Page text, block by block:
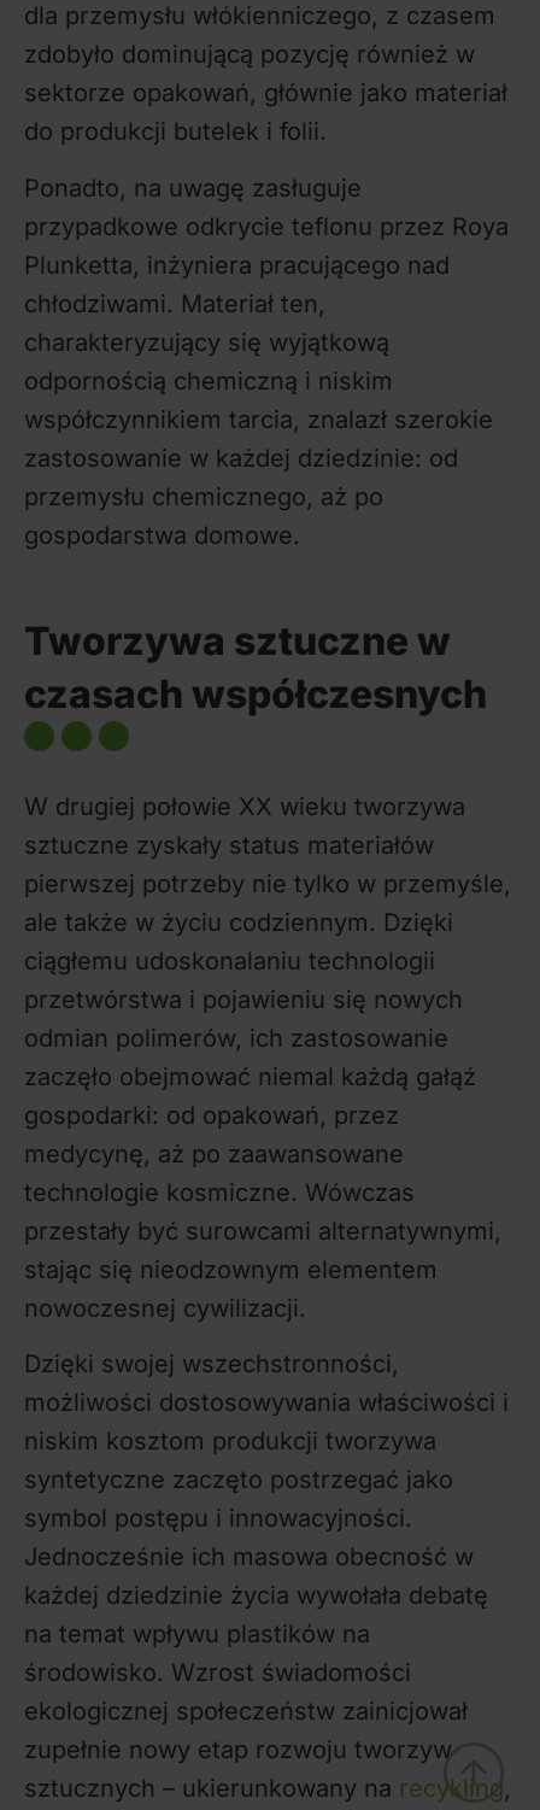
dla przemysłu włókienniczego, z czasem
zdobyło dominującą pozycję również w
sektorze opakowań, głównie jako materiał
do produkcji butelek i folii.
Ponadto, na uwagę zasługuje
przypadkowe odkrycie teflonu przez Roya
Plunketta, inżyniera pracującego nad
chłodziwami. Materiał ten,
charakteryzujący się wyjątkową
odpornością chemiczną i niskim
współczynnikiem tarcia, znalazł szerokie
zastosowanie w każdej dziedzinie: od
przemysłu chemicznego, aż po
gospodarstwa domowe.
Tworzywa sztuczne w
czasach współczesnych
W drugiej połowie XX wieku tworzywa
sztuczne zyskały status materiałów
pierwszej potrzeby nie tylko w przemyśle,
ale także w życiu codziennym. Dzięki
ciągłemu udoskonalaniu technologii
przetwórstwa i pojawieniu się nowych
odmian polimerów, ich zastosowanie
zaczęło obejmować niemal każdą gałąź
gospodarki: od opakowań, przez
medycynę, aż po zaawansowane
technologie kosmiczne. Wówczas
przestały być surowcami alternatywnymi,
stając się nieodzownym elementem
nowoczesnej cywilizacji.
Dzięki swojej wszechstronności,
możliwości dostosowywania właściwości i
niskim kosztom produkcji tworzywa
syntetyczne zaczęto postrzegać jako
symbol postępu i innowacyjności.
Jednocześnie ich masowa obecność w
każdej dziedzinie życia wywołała debatę
na temat wpływu plastików na
środowisko. Wzrost świadomości
ekologicznej społeczeństw zainicjował
zupełnie nowy etap rozwoju tworzyw
sztucznych – ukierunkowany na recykling,